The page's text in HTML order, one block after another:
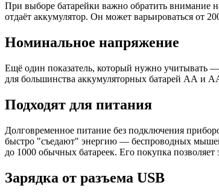
При выборе батарейки важно обратить внимание
отдаёт аккумулятор. Он может варьироваться от
Номинальное напряжение
Ещё один показатель, который нужно учитывать
для большинства аккумуляторных батарей АА и
Подходят для питания
Долговременное питание без подключения
быстро "съедают" энергию — беспроводных
до 1000 обычных батареек. Его покупка
Зарядка от разъема USB